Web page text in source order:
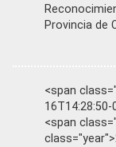
Provincia de
<span
<span